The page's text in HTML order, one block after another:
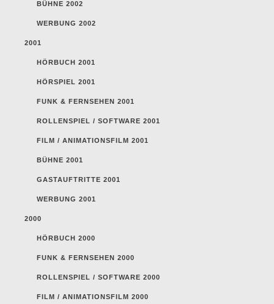
BÜHNE 2002
WERBUNG 2002
2001
HÖRBUCH 2001
HÖRSPIEL 2001
FUNK & FERNSEHEN 2001
ROLLENSPIEL / SOFTWARE 2001
FILM / ANIMATIONSFILM 2001
BÜHNE 2001
GASTAUFTRITTE 2001
WERBUNG 2001
2000
HÖRBUCH 2000
FUNK & FERNSEHEN 2000
ROLLENSPIEL / SOFTWARE 2000
FILM / ANIMATIONSFILM 2000